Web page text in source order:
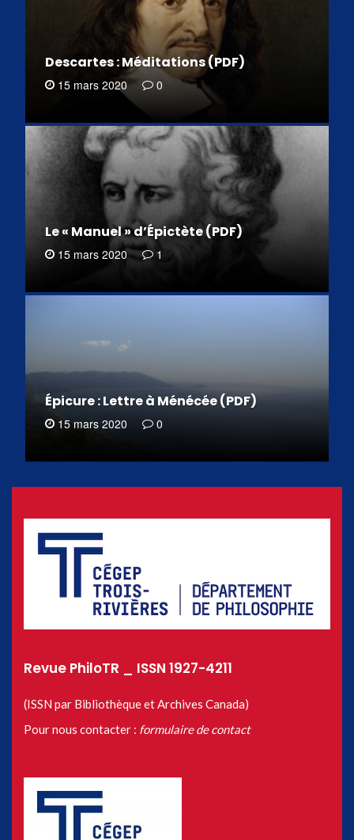
Descartes : Méditations (PDF)
15 mars 2020 0
Le « Manuel » d’Épictète (PDF)
15 mars 2020 1
Épicure : Lettre à Ménécée (PDF)
15 mars 2020 0
Revue PhiloTR _ ISSN 1927-4211
(ISSN par Bibliothèque et Archives Canada)
Pour nous contacter : formulaire de contact